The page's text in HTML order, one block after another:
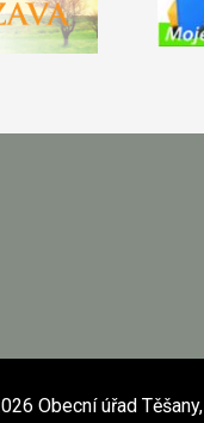
Obecní úřad Těšany,